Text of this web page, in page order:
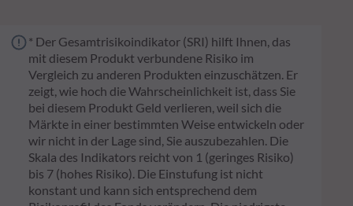
* Der Gesamtrisikoindikator (SRI) hilft Ihnen, das
mit diesem Produkt verbundene Risiko im
Vergleich zu anderen Produkten einzuschätzen. Er
zeigt, wie hoch die Wahrscheinlichkeit ist, dass Sie
bei diesem Produkt Geld verlieren, weil sich die
Märkte in einer bestimmten Weise entwickeln oder
wir nicht in der Lage sind, Sie auszubezahlen. Die
Skala des Indikators reicht von 1 (geringes Risiko)
bis 7 (hohes Risiko). Die Einstufung ist nicht
konstant und kann sich entsprechend dem